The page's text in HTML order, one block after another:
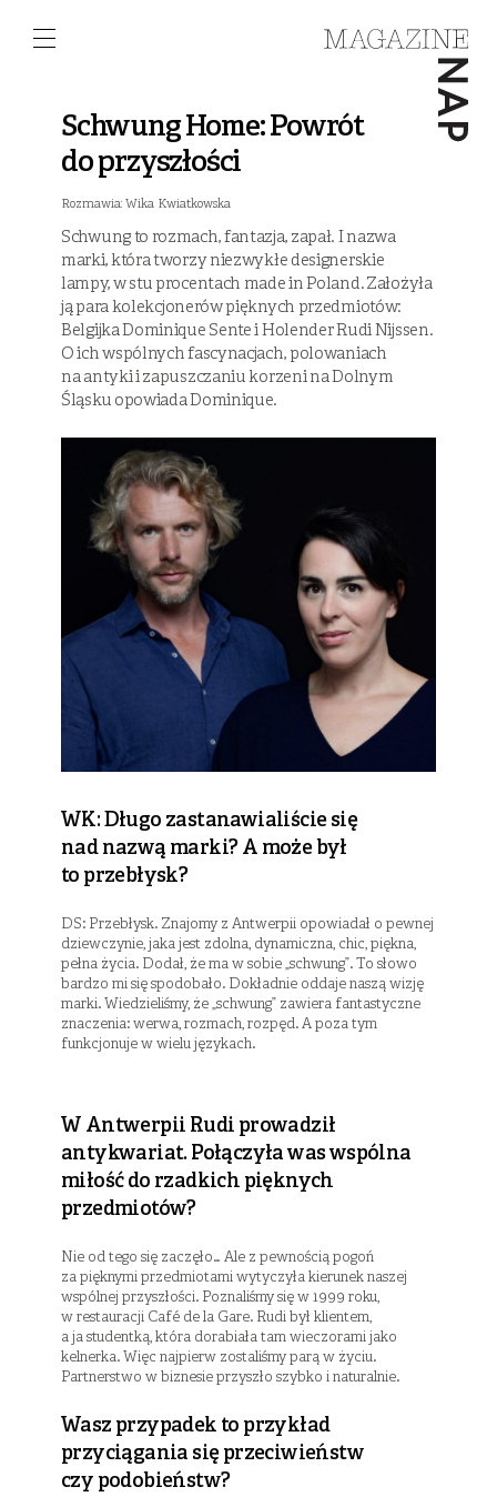
Schwung Home: Powrót
do przyszłości
Rozmawia: Wika Kwiatkowska
Schwung to rozmach, fantazja, zapał. I nazwa
marki, która tworzy niezwykłe designerskie
lampy, w stu procentach made in Poland. Założyła
ją para kolekcjonerów pięknych przedmiotów:
Belgijka Dominique Sente i Holender Rudi Nijssen.
O ich wspólnych fascynacjach, polowaniach
na antyki i zapuszczaniu korzeni na Dolnym
Śląsku opowiada Dominique.
WK: Długo zastanawialiście się
nad nazwą marki? A może był
to przebłysk?
DS: Przebłysk. Znajomy z Antwerpii opowiadał o pewnej
dziewczynie, jaka jest zdolna, dynamiczna, chic, piękna,
pełna życia. Dodał, że ma w sobie „schwung”. To słowo
bardzo mi się spodobało. Dokładnie oddaje naszą wizję
marki. Wiedzieliśmy, że „schwung” zawiera fantastyczne
znaczenia: werwa, rozmach, rozpęd. A poza tym
funkcjonuje w wielu językach.
W Antwerpii Rudi prowadził
antykwariat. Połączyła was wspólna
miłość do rzadkich pięknych
przedmiotów?
Nie od tego się zaczęło… Ale z pewnością pogoń
za pięknymi przedmiotami wytyczyła kierunek naszej
wspólnej przyszłości. Poznaliśmy się w 1999 roku,
w restauracji Café de la Gare. Rudi był klientem,
a ja studentką, która dorabiała tam wieczorami jako
kelnerka. Więc najpierw zostaliśmy parą w życiu.
Partnerstwo w biznesie przyszło szybko i naturalnie.
Wasz przypadek to przykład
przyciągania się przeciwieństw
czy podobieństw?